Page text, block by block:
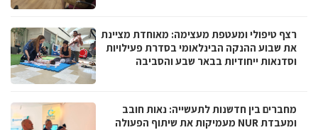
רצף טיפולי ומעטפת מעצימה: מאוחדת מציינת
את שבוע ההנקה הבינלאומי בסדרת פעילויות
וסדנאות ייחודיות בבאר שבע והסביבה
מחברים בין חדשנות לתעשייה: נאות חובב
ומעבדת NUR מעמיקות את שיתוף הפעולה